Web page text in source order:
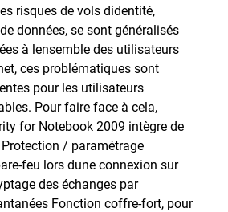
risques de vols didentité,
données, se sont généralisés
à lensemble des utilisateurs
ces problématiques sont
pour les utilisateurs
Pour faire face à cela,
for Notebook 2009 intègre de
/ paramétrage
feu lors dune connexion sur
des échanges par
Fonction coffre-fort, pour